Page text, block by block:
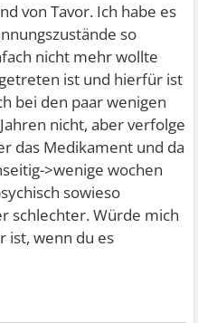
von Tavor. Ich habe es
so
nicht mehr wollte
ist und hierfür ist
bei den paar wenigen
nicht, aber verfolge
das Medikament und da
>wenige wochen
sowieso
schlechter. Würde mich
ist, wenn du es